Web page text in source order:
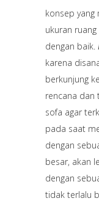
konsep yang
ukuran
dengan baik.
karena
berkunjung
rencana dan
sofa agar
pada saat
dengan
besar, akan
dengan
tidak terlalu